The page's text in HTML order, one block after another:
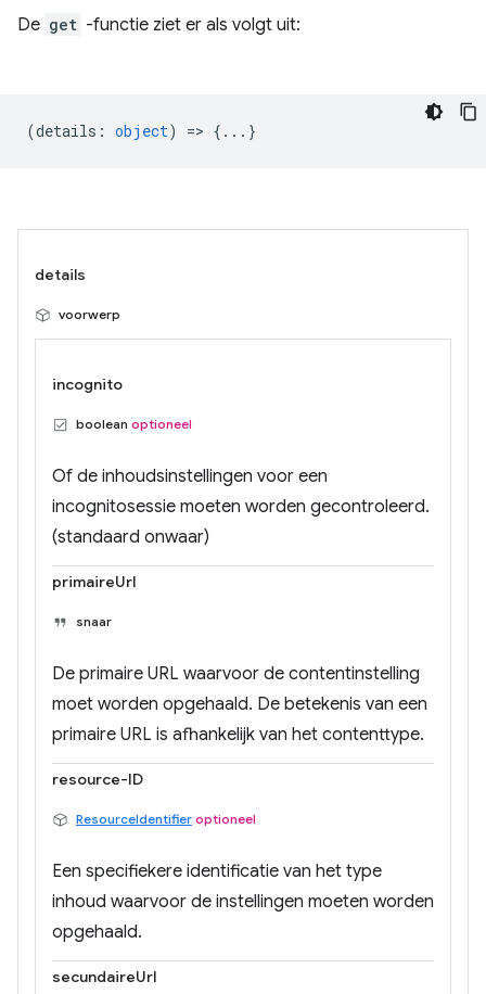
De get -functie ziet er als volgt uit:
(details : object) => {...}
details
voorwerp
incognito
boolean optioneel
Of de inhoudsinstellingen voor een
incognitosessie moeten worden gecontroleerd.
(standaard onwaar)
primaireUrl
snaar
De primaire URL waarvoor de contentinstelling
moet worden opgehaald. De betekenis van een
primaire URL is afhankelijk van het contenttype.
resource-ID
ResourceIdentifier optioneel
Een specifiekere identificatie van het type
inhoud waarvoor de instellingen moeten worden
opgehaald.
secundaireUrl